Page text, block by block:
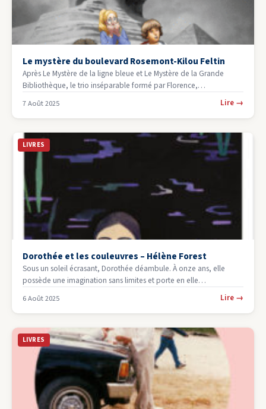
Le mystère du boulevard Rosemont-Kilou Feltin
Après Le Mystère de la ligne bleue et Le Mystère de la Grande
Bibliothèque, le trio inséparable formé par Florence,…
7 Août 2025 Lire →
LIVRES
Dorothée et les couleuvres – Hélène Forest
Sous un soleil écrasant, Dorothée déambule. À onze ans, elle
possède une imagination sans limites et porte en elle
6 Août 2025 Lire →
LIVRES